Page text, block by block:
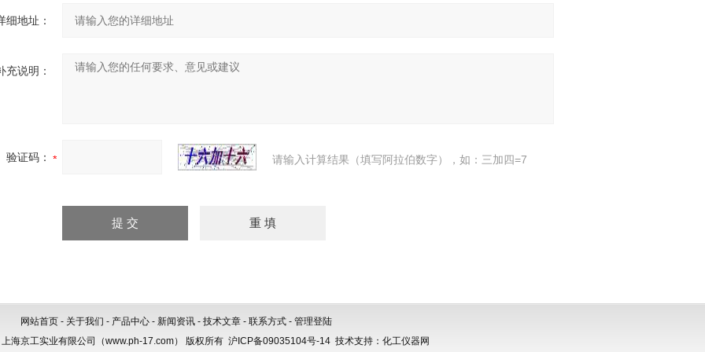
细地址：
充说明：
验证码： 请输入计算结果（填写阿拉伯数字），如：三加四=7
网站首页 - 关于我们 - 产品中心 - 新闻资讯 - 技术文章 - 联系方式 - 管理登陆
海京工实业有限公司（www.ph-17.com） 版权所有 沪ICP备09035104号-14技术支持： 化工仪器网